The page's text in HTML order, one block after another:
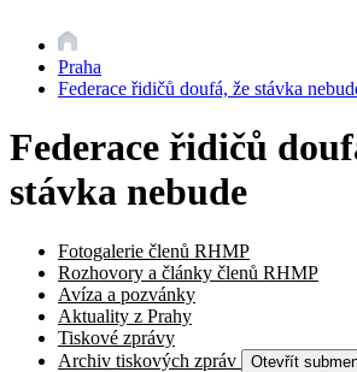
Praha
Federace řidičů doufá, že stávka
Federace řidičů
stávka nebude
Fotogalerie členů RHMP
Rozhovory a články členů RHMP
Avíza a pozvánky
Aktuality z Prahy
Tiskové zprávy
Archiv tiskových zpráv
Otevřít